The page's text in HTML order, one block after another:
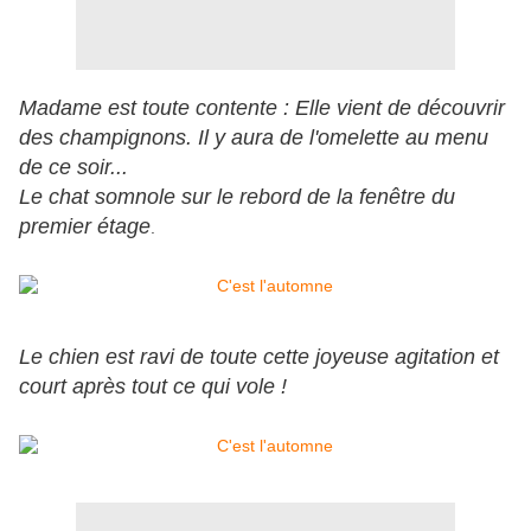
Madame est toute contente : Elle vient de découvrir
des champignons. Il y aura de l'omelette au menu
de ce soir...
Le chat somnole sur le rebord de la fenêtre du
premier étage
Le chien est ravi de toute cette joyeuse agitation et
court après tout ce qui vole !